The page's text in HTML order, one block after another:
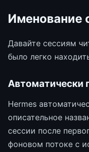
Именование
Давайте сессиям
было легко
Автоматически
Hermes
описательное
сессии после
фоновом потоке с